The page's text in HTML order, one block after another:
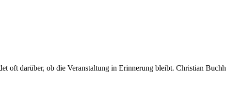
oft darüber, ob die Veranstaltung in Erinnerung bleibt. Christian